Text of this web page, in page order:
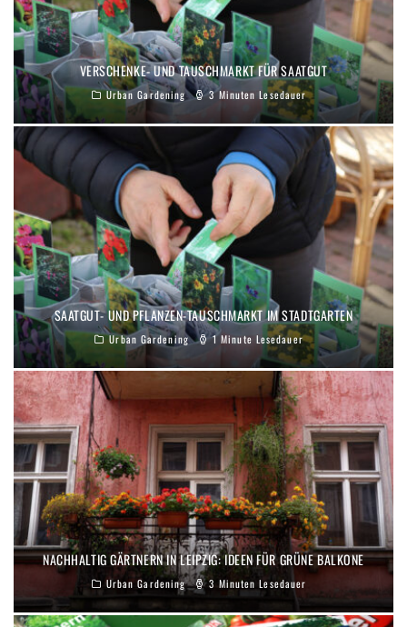
VERSCHENKE- UND TAUSCHMARKT FÜR SAATGUT
Urban Gardening 3 Minuten Lesedauer
SAATGUT- UND PFLANZEN-TAUSCHMARKT IM STADTGARTEN
Urban Gardening 1 Minute Lesedauer
NACHHALTIG GÄRTNERN IN LEIPZIG: IDEEN FÜR GRÜNE BALKONE
Urban Gardening 3 Minuten Lesedauer